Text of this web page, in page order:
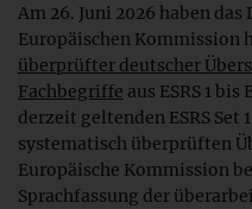
Am 26. Juni 2026 haben das
Europäischen Kommission
überprüfter deutscher
Fachbegriffe aus ESRS 1 bis
derzeit geltenden ESRS Set
systematisch überprüften
Europäische Kommission
Sprachfassung der